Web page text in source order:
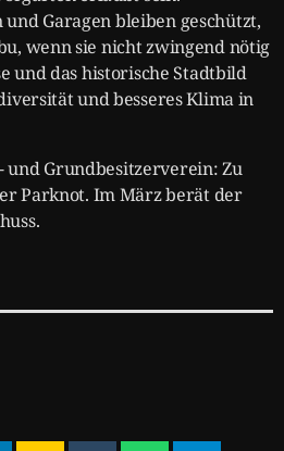
Garagen bleiben geschützt,
wenn sie nicht zwingend nötig
und das historische Stadtbild
und besseres Klima in
Grundbesitzerverein: Zu
Parknot. Im März berät der